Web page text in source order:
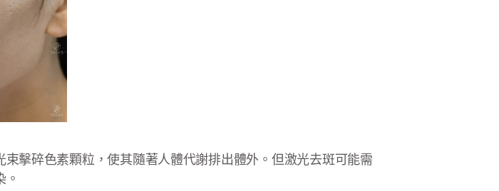
擊碎色素顆粒，使其隨著人體代謝排出體外。但激光去斑可能需